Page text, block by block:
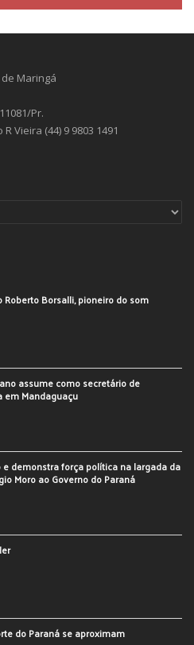
Pr.
Vieira (44) 9 9803 1491
Roberto Borsalli, pioneiro do som
assume como secretário de
em Mandaguaçu
e demonstra força política na largada da
Moro ao Governo do Paraná
do Paraná se aproximam